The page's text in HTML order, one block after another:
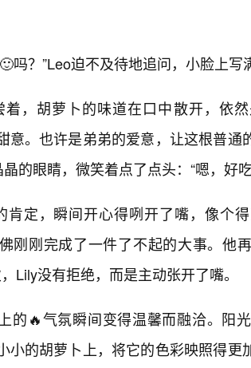
吗？”Leo迫不及待地追问，小脸上写
着，胡萝卜的味道在口中散开，依
意。也许是弟弟的爱意，让这根普通
的眼睛，微笑着点了点头：“嗯，好
肯定，瞬间开心得咧开了嘴，像个
刚刚完成了一件了不起的大事。他
Lily没有拒绝，而是主动张开了嘴。
的🔥气氛瞬间变得温馨而融洽。阳
小的胡萝卜上，将它的色彩映照得